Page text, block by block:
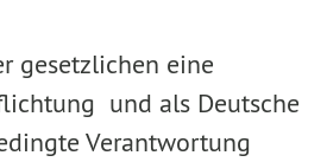
gesetzlichen eine
und als Deutsche
Verantwortung